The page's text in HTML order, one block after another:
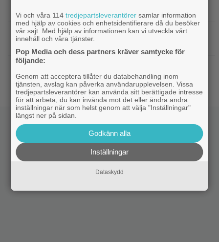
från 2015 blev en dyr flopp
TV-spel |Electronic Arts tillhör Saudiarabien och
Jared Kushner nu – ”blodbad” väntar
actionrökare – och snart filmas uppföljaren
Vi och våra 114tredjepartsleverantörer samlar information
med hjälp av cookies och enhetsidentifierare då du besöker
vår sajt. Med hjälp av informationen kan vi utveckla vårt
innehåll och våra tjänster.
Pop Media och dess partners kräver samtycke för
följande:
Genom att acceptera tillåter du databehandling inom
tjänsten, avslag kan påverka användarupplevelsen. Vissa
tredjepartsleverantörer kan använda sitt berättigade intresse
för att arbeta, du kan invända mot det eller ändra andra
inställningar när som helst genom att välja "Inställningar"
längst ner på sidan.
Godkänn alla
Inställningar
Dataskydd